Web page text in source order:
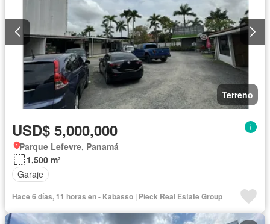
Terreno
USD$ 5,000,000
Parque Lefevre, Panamá
1,500 m²
Garaje
Hace 6 días, 11 horas en - Kabasso | Pieck Real Estate Group